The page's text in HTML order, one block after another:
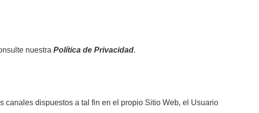
nuestra Política de Privacidad.
canales dispuestos a tal fin en el propio Sitio Web, el Usuario